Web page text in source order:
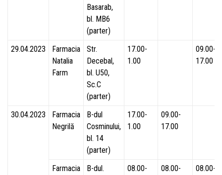
Basarab,
bl. MB6
(parter)
29.04.2023
Farmacia
Natalia
Farm
Str.
Decebal,
bl. U50,
Sc.C
(parter)
17.00-
1.00
09.00-
17.00
30.04.2023
Farmacia
Negrilă
B-dul
Cosminului,
bl. 14
(parter)
17.00-
1.00
09.00-
17.00
Farmacia
B-dul.
08.00-
08.00-
08.00-